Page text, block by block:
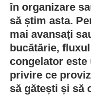
în organizare
să știm asta.
mai avansați
bucătărie,
congelator
privire ce
să gătești și să